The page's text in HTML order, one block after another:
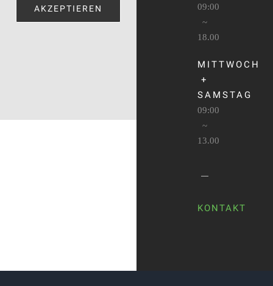
AKZEPTIEREN
09:00
~
18.00
MITTWOCH
+
SAMSTAG
09:00
~
13.00
KONTAKT